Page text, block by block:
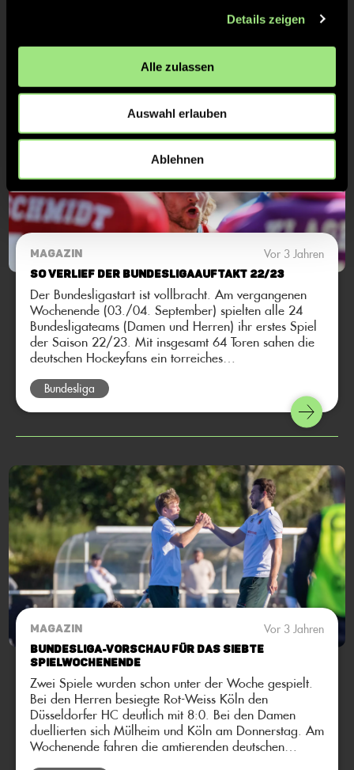
Details zeigen
Alle zulassen
Auswahl erlauben
Ablehnen
MAGAZIN Vor 3 Jahren
So verlief der Bundesligaauftakt 22/23
Der Bundesligastart ist vollbracht. Am vergangenen
Wochenende (03./04. September) spielten alle 24
Bundesligateams (Damen und Herren) ihr erstes Spiel
der Saison 22/23. Mit insgesamt 64 Toren sahen die
deutschen Hockeyfans ein torreiches
Bundesliga
MAGAZIN Vor 3 Jahren
Bundesliga-Vorschau für das siebte
Spielwochenende
Zwei Spiele wurden schon unter der Woche gespielt.
Bei den Herren besiegte Rot-Weiss Köln den
Düsseldorfer HC deutlich mit 8:0. Bei den Damen
duellierten sich Mülheim und Köln am Donnerstag. Am
Wochenende fahren die amtierenden deutschen